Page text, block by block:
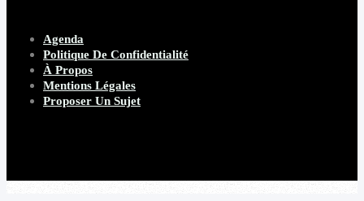
Agenda
Politique De Confidentialité
À Propos
Mentions Légales
Proposer Un Sujet